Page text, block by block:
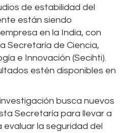
de estabilidad del
están siendo
en la India, con
Secretaría de Ciencia,
e Innovación (Secihti).
estén disponibles en
busca nuevos
Secretaría para llevar a
la seguridad del